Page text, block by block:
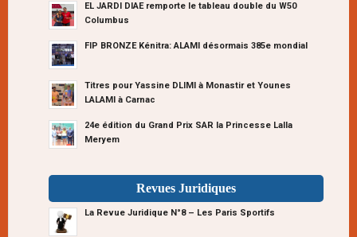
EL JARDI DIAE remporte le tableau double du W50
Columbus
FIP BRONZE Kénitra: ALAMI désormais 385e mondial
Titres pour Yassine DLIMI à Monastir et Younes
LALAMI à Carnac
24e édition du Grand Prix SAR la Princesse Lalla
Meryem
Revues Juridiques
La Revue Juridique N°8 – Les Paris Sportifs